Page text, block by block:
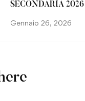
SECONDARIA 2026
Gennaio 26, 2026